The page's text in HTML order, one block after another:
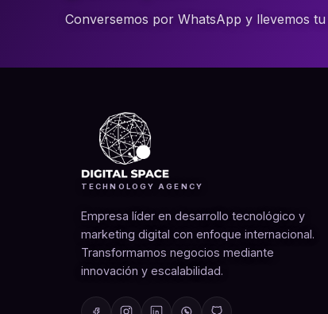
Conversemos por WhatsApp y llevemos tu
TECHNOLOGY AGENCY
Empresa líder en desarrollo tecnológico y
marketing digital con enfoque internacional.
Transformamos negocios mediante
innovación y escalabilidad.